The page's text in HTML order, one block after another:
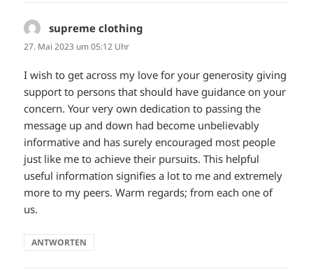
supreme clothing
27. Mai 2023 um 05:12 Uhr
I wish to get across my love for your generosity giving
support to persons that should have guidance on your
concern. Your very own dedication to passing the
message up and down had become unbelievably
informative and has surely encouraged most people
just like me to achieve their pursuits. This helpful
useful information signifies a lot to me and extremely
more to my peers. Warm regards; from each one of
us.
ANTWORTEN